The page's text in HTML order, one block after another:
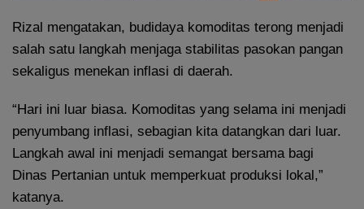
Rizal mengatakan, budidaya komoditas terong menjadi
salah satu langkah menjaga stabilitas pasokan pangan
sekaligus menekan inflasi di daerah.
“Hari ini luar biasa. Komoditas yang selama ini menjadi
penyumbang inflasi, sebagian kita datangkan dari luar.
Langkah awal ini menjadi semangat bersama bagi
Dinas Pertanian untuk memperkuat produksi lokal,”
katanya.